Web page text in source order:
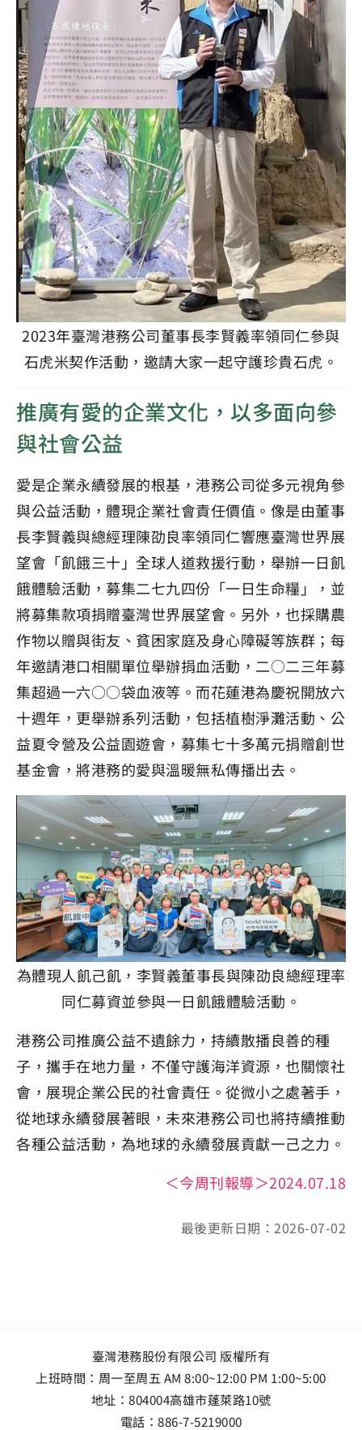
2023年臺灣港務公司董事長李賢義率領同仁參與
石虎米契作活動，邀請大家一起守護珍貴石虎。
推廣有愛的企業文化，以多面向參
與社會公益
愛是企業永續發展的根基，港務公司從多元視角參
與公益活動，體現企業社會責任價值。像是由董事
長李賢義與總經理陳劭良率領同仁響應臺灣世界展
望會「飢餓三十」全球人道救援行動，舉辦一日飢
餓體驗活動，募集二七九四份「一日生命糧」，並
將募集款項捐贈臺灣世界展望會。另外，也採購農
作物以贈與街友、貧困家庭及身心障礙等族群；每
年邀請港口相關單位舉辦捐血活動，二○二三年募
集超過一六○○袋血液等。而花蓮港為慶祝開放六
十週年，更舉辦系列活動，包括植樹淨灘活動、公
益夏令營及公益園遊會，募集七十多萬元捐贈創世
基金會，將港務的愛與溫暖無私傳播出去。
為體現人飢己飢，李賢義董事長與陳劭良總經理率
同仁募資並參與一日飢餓體驗活動。
港務公司推廣公益不遺餘力，持續散播良善的種
子，攜手在地力量，不僅守護海洋資源，也關懷社
會，展現企業公民的社會責任。從微小之處著手，
從地球永續發展著眼，未來港務公司也將持續推動
各種公益活動，為地球的永續發展貢獻一己之力。
＜今周刊報導＞2024.07.18
最後更新日期：2026-07-02
臺灣港務股份有限公司 版權所有
上班時間：周一至周五 AM 8:00~12:00 PM 1:00~5:00
地址： 804004高雄市蓬萊路10號
電話： 886-7-5219000